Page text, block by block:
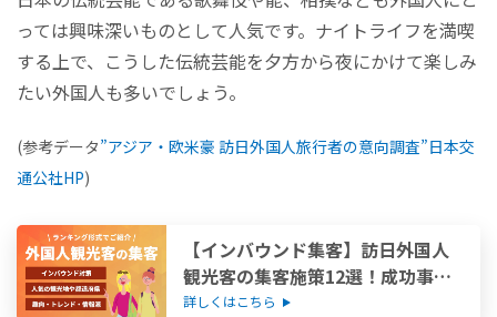
っては興味深いものとして人気です。ナイトライフを満喫
する上で、こうした伝統芸能を夕方から夜にかけて楽しみ
たい外国人も多いでしょう。
(参考データ”アジア・欧米豪 訪日外国人旅行者の意向調査”日本交
通公社HP)
【インバウンド集客】訪日外国人
観光客の集客施策12選！成功事例
も紹介
詳しくはこちら